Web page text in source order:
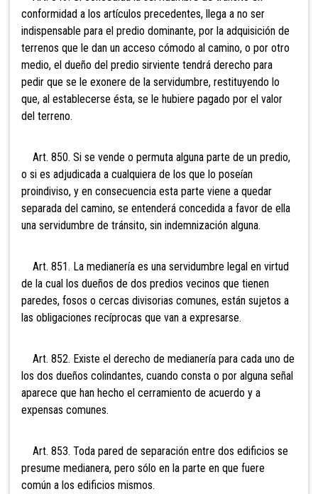
conformidad a los artículos precedentes, llega a no ser
indispensable para el predio dominante, por la adquisición de
terrenos que le dan un acceso cómodo al camino, o por otro
medio, el dueño del predio sirviente tendrá derecho para
pedir que se le exonere de la servidumbre, restituyendo lo
que, al establecerse ésta, se le hubiere pagado por el valor
del terreno.
Art. 850. Si se vende o permuta alguna parte de un predio,
o si es adjudicada a cualquiera de los que lo poseían
proindiviso, y en consecuencia esta parte viene a quedar
separada del camino, se entenderá concedida a favor de ella
una servidumbre de tránsito, sin indemnización alguna.
Art. 851. La medianería es una servidumbre legal en virtud
de la cual los dueños de dos predios vecinos que tienen
paredes, fosos o cercas divisorias comunes, están sujetos a
las obligaciones recíprocas que van a expresarse.
Art. 852. Existe el derecho de medianería para cada uno de
los dos dueños colindantes, cuando consta o por alguna señal
aparece que han hecho el cerramiento de acuerdo y a
expensas comunes.
Art. 853. Toda pared de separación entre dos edificios se
presume medianera, pero sólo en la parte en que fuere
común a los edificios mismos.